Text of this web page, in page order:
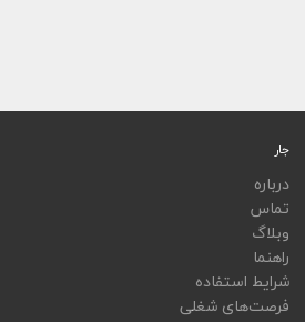
جار
درباره
تماس
وبلاگ
راهنما
شرایط استفاده
فرصت‌های شغلی